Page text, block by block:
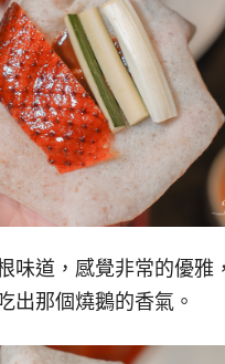
味道，感覺非常的優雅
出那個燒鵝的香氣。